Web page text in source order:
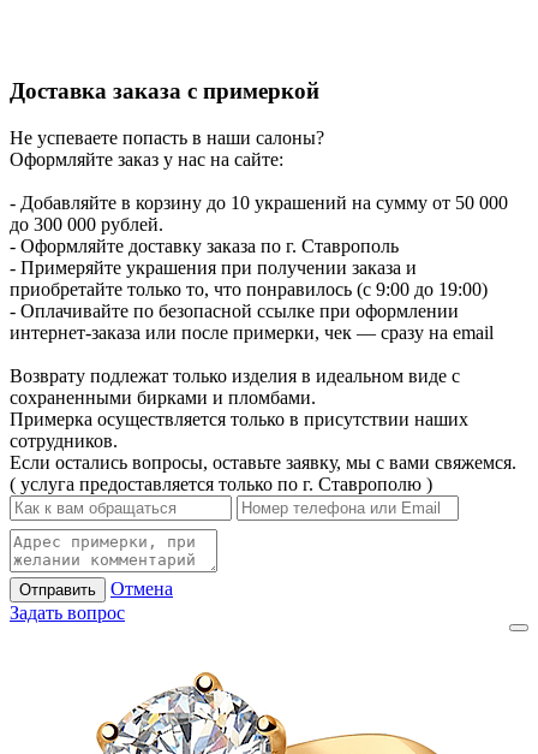
Доставка заказа с примеркой
Не успеваете попасть в наши салоны?
Оформляйте заказ у нас на сайте:
- Добавляйте в корзину до 10 украшений на сумму от 50 000
до 300 000 рублей.
- Оформляйте доставку заказа по г. Ставрополь
- Примеряйте украшения при получении заказа и
приобретайте только то, что понравилось (с 9:00 до 19:00)
- Оплачивайте по безопасной ссылке при оформлении
интернет-заказа или после примерки, чек — сразу на email
Возврату подлежат только изделия в идеальном виде с
сохраненными бирками и пломбами.
Примерка осуществляется только в присутствии наших
сотрудников.
Если остались вопросы, оставьте заявку, мы с вами свяжемся.
( услуга предоставляется только по г. Ставрополю )
Отправить
Отмена
Задать вопрос